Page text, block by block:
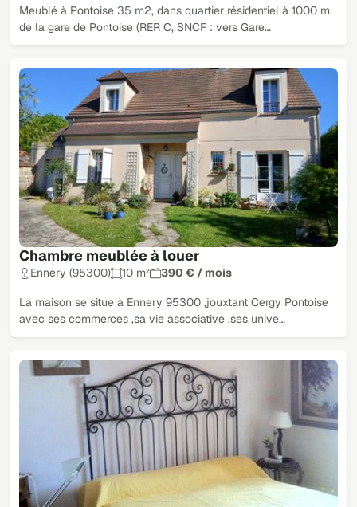
Meublé à Pontoise 35 m2, dans quartier résidentiel à 1000 m
de la gare de Pontoise (RER C, SNCF : vers Gare…
Chambre meublée à louer
Ennery (95300) 10 m² 390 € / mois
La maison se situe à Ennery 95300 ,jouxtant Cergy Pontoise
avec ses commerces ,sa vie associative ,ses unive…